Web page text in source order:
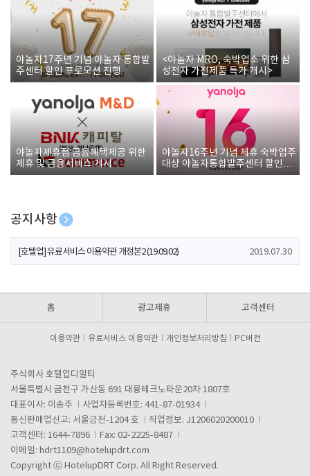
야놀자17주년 기념 야놀자 통합발
주센터 할인 프로모션 진행
<야놀자 MRO, 숙박업소 위한 삼
성전자 가전제품 특가 개시>
야놀자제휴점 금융혜택제공 위한
제휴 및 금융서비스 게시
야놀자16주년 기념 제휴 숙박업주
대상 야놀자통합발주센터 할인쿠
폰 증정
공지사항
[호텔업] 개인정보 처리방침 개정본1 (19.09.02)
[호텔업] 유료서비스 이용약관 개정본2 (19.09.02) 2019.07.30
홈 광고제휴 고객센터
이용약관 유료서비스 이용약관 개인정보처리방침 PC버전
주식회사 호텔업디알티
서울특별시 금천구 가산동 691 대륭테크노타운20차 1807호
대표이사: 이송주
사업자등록번호: 441-87-01934
통신판매업신고: 서울금천-1204 호
직업정보: J1206020200010
고객센터: 1644-7896
Fax: 02-2225-8487
이메일: hdrt1109@hotelupdrt.com
Copyright ⓒ HotelupDRT Corp. All Right Reserved.